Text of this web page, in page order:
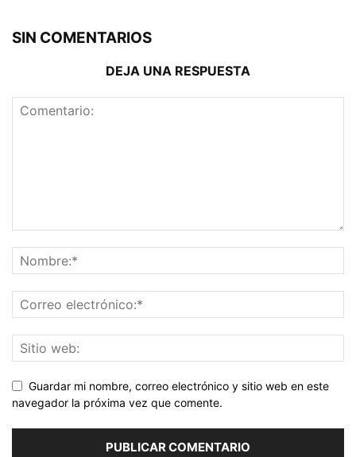
SIN COMENTARIOS
DEJA UNA RESPUESTA
Guardar mi nombre, correo electrónico y sitio web en este
navegador la próxima vez que comente.